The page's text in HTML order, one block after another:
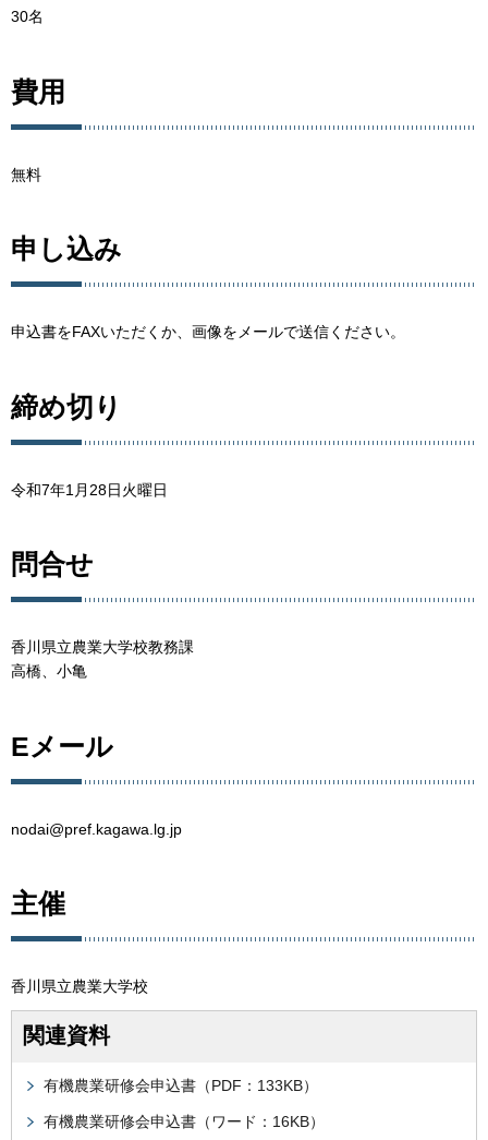
30名
費用
無料
申し込み
申込書をFAXいただくか、画像をメールで送信ください。
締め切り
令和7年1月28日火曜日
問合せ
香川県立農業大学校教務課
高橋、小亀
Eメール
nodai@pref.kagawa.lg.jp
主催
香川県立農業大学校
関連資料
有機農業研修会申込書（PDF：133KB）
有機農業研修会申込書（ワード：16KB）